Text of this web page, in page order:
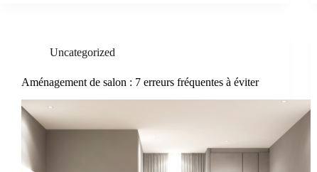
Uncategorized
Aménagement de salon : 7 erreurs fréquentes à éviter